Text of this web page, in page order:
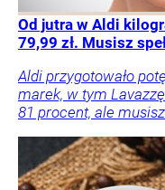
Od jutra w Aldi
79,99 zł. Musisz
Aldi przygotowało
marek, w tym
81 procent, ale